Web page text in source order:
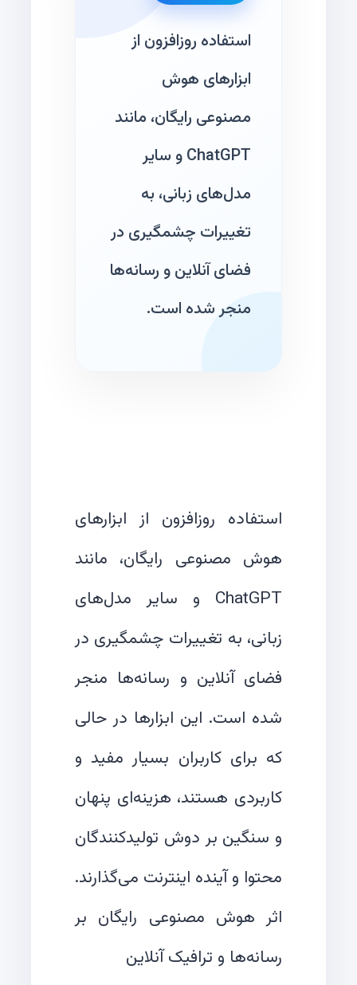
استفاده روزافزون از
ابزارهای هوش
مصنوعی رایگان، مانند
ChatGPT و سایر
مدل‌های زبانی، به
تغییرات چشمگیری در
فضای آنلاین و رسانه‌ها
منجر شده است.
استفاده روزافزون از ابزارهای
هوش مصنوعی رایگان، مانند
ChatGPT و سایر مدل‌های
زبانی، به تغییرات چشمگیری در
فضای آنلاین و رسانه‌ها منجر
شده است. این ابزارها در حالی
که برای کاربران بسیار مفید و
کاربردی هستند، هزینه‌ای پنهان
و سنگین بر دوش تولیدکنندگان
اثر هوش مصنوعی رایگان بر